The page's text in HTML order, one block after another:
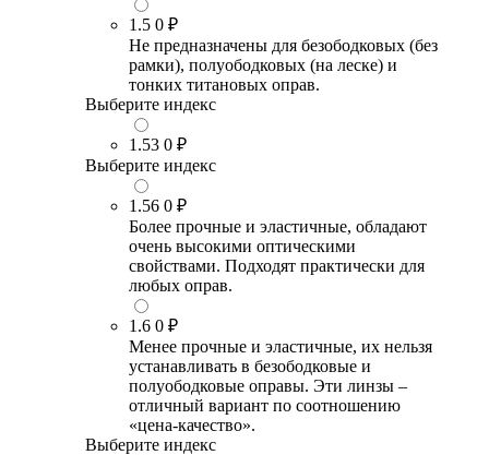
1.5 0 ₽
Не предназначены для безободковых (без
рамки), полуободковых (на леске) и
тонких титановых оправ.
Выберите индекс
1.53 0 ₽
Выберите индекс
1.56 0 ₽
Более прочные и эластичные, обладают
очень высокими оптическими
свойствами. Подходят практически для
любых оправ.
1.6 0 ₽
Менее прочные и эластичные, их нельзя
устанавливать в безободковые и
полуободковые оправы. Эти линзы –
отличный вариант по соотношению
«цена-качество».
Выберите индекс